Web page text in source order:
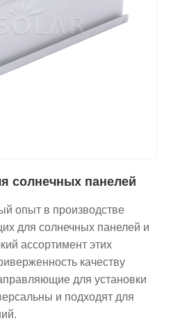
солнечных панелей
опыт в производстве
для солнечных панелей и
ассортимент этих
качеству
для установки
и подходят для